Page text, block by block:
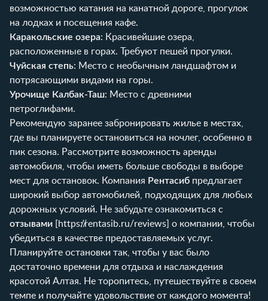
возможностью катания на канатной дороге, прогулок
на лодках и посещения кафе.
Каракольские озера: Красивейшие озера,
расположенные в горах. Требуют пешей прогулки.
Чуйская степь: Место с необычным ландшафтом и
потрясающими видами на горы.
Урочище Калбак-Таш: Место с древними
петроглифами.
Рекомендую заранее забронировать жилье в местах,
где вы планируете остановиться на ночлег, особенно в
пик сезона. Рассмотрите возможность аренды
автомобиля, чтобы иметь больше свободы в выборе
мест для остановок. Компания Рентасиб предлагает
широкий выбор автомобилей, подходящих для любых
дорожных условий. Не забудьте ознакомиться с
отзывами
https://rentasib.ru/reviews ] о компании, чтобы
убедиться в качестве предоставляемых услуг.
Планируйте остановки так, чтобы у вас было
достаточно времени для отдыха и наслаждения
красотой Алтая. Не торопитесь, путешествуйте в своем
темпе и получайте удовольствие от каждого момента!